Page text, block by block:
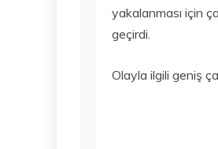
yakalanması için
geçirdi.
Olayla ilgili geniş